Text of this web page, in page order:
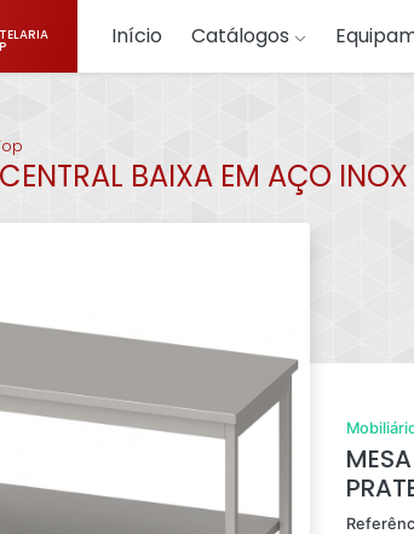
Início Catálogos
BAIXA EM AÇO INOX